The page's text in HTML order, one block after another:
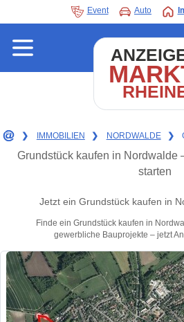
Event Auto
❯ IMMOBILIEN ❯ NORDWALDE ❯
Grundstück kaufen in Nordwalde
starten
Jetzt ein Grundstück kaufen in
Finde ein Grundstück kaufen in
gewerbliche Bauprojekte – jetzt